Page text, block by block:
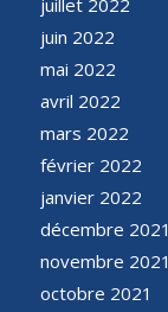
juillet 2022
juin 2022
mai 2022
avril 2022
mars 2022
février 2022
janvier 2022
décembre 2021
novembre 2021
octobre 2021